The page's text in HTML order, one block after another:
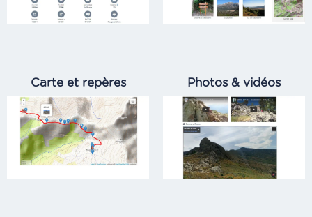
Carte et repères Photos & vidéos